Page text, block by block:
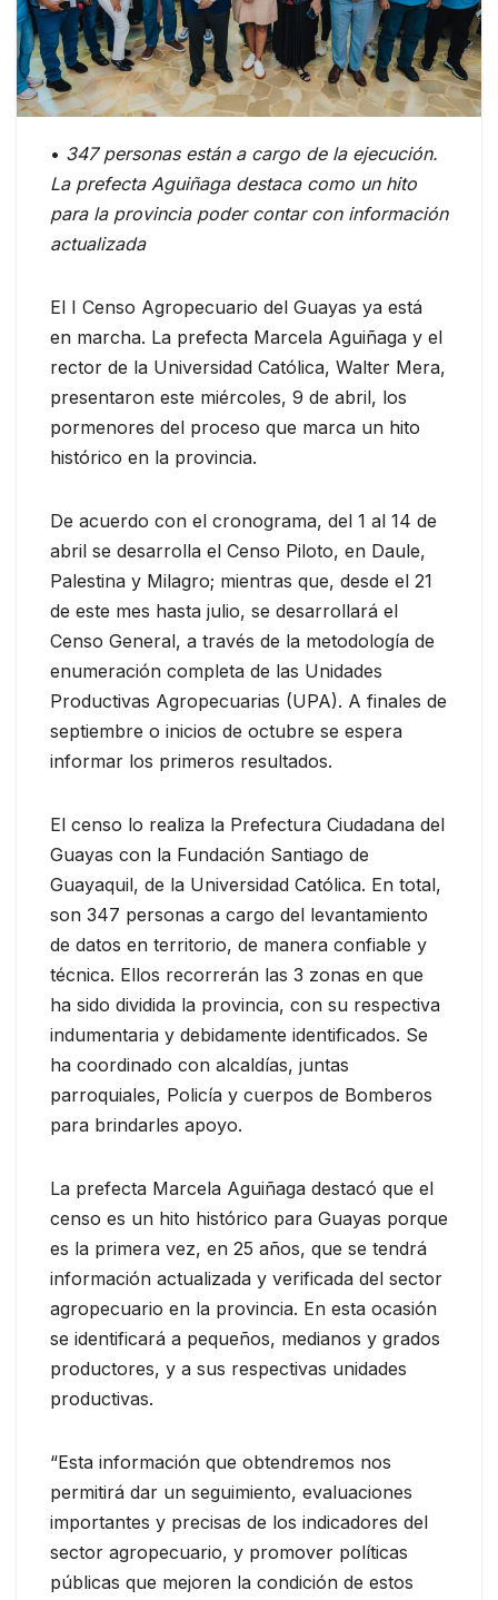
• 347 personas están a cargo de la ejecución.
La prefecta Aguiñaga destaca como un hito
para la provincia poder contar con información
actualizada
El I Censo Agropecuario del Guayas ya está
en marcha. La prefecta Marcela Aguiñaga y el
rector de la Universidad Católica, Walter Mera,
presentaron este miércoles, 9 de abril, los
pormenores del proceso que marca un hito
histórico en la provincia.
De acuerdo con el cronograma, del 1 al 14 de
abril se desarrolla el Censo Piloto, en Daule,
Palestina y Milagro; mientras que, desde el 21
de este mes hasta julio, se desarrollará el
Censo General, a través de la metodología de
enumeración completa de las Unidades
Productivas Agropecuarias (UPA). A finales de
septiembre o inicios de octubre se espera
informar los primeros resultados.
El censo lo realiza la Prefectura Ciudadana del
Guayas con la Fundación Santiago de
Guayaquil, de la Universidad Católica. En total,
son 347 personas a cargo del levantamiento
de datos en territorio, de manera confiable y
técnica. Ellos recorrerán las 3 zonas en que
ha sido dividida la provincia, con su respectiva
indumentaria y debidamente identificados. Se
ha coordinado con alcaldías, juntas
parroquiales, Policía y cuerpos de Bomberos
para brindarles apoyo.
La prefecta Marcela Aguiñaga destacó que el
censo es un hito histórico para Guayas porque
es la primera vez, en 25 años, que se tendrá
información actualizada y verificada del sector
agropecuario en la provincia. En esta ocasión
se identificará a pequeños, medianos y grados
productores, y a sus respectivas unidades
productivas.
“Esta información que obtendremos nos
permitirá dar un seguimiento, evaluaciones
importantes y precisas de los indicadores del
sector agropecuario, y promover políticas
públicas que mejoren la condición de estos